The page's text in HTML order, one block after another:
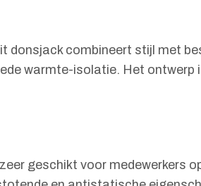
donsjack combineert stijl met
warmte-isolatie. Het ontwerp
geschikt voor medewerkers